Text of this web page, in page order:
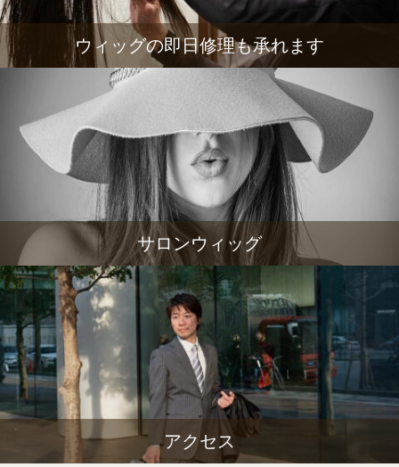
ウィッグの即日修理も承れます
サロンウィッグ
アクセス